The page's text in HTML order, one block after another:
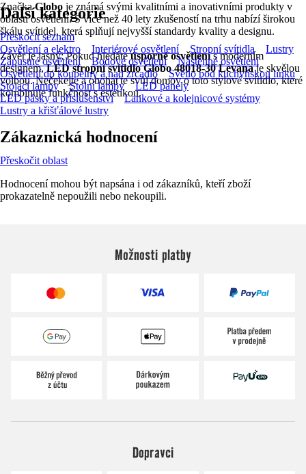
ZnačkaGlobo je známá svými kvalitními a inovativními produkty v
oblasti osvětlení. S více než 40 lety zkušeností na trhu nabízí širokou
škálu svítidel, která splňují nejvyšší standardy kvality a designu.
Závěr je jasný: Pokud hledáteúsporné osvětlenís moderním
designem,LED stropní svítidlo Globo 48018-30 Levanaje skvělou
volbou. Nečekejte a obohaťte svůj domov o toto stylové svítidlo, které
kombinuje funkčnost s estetikou.
Další kategorie
Přeskočit seznam
Osvětlení a elektro
Interiérové osvětlení Stropní svítidla
Lustry
Zápustné osvětlení
Bodové osvětlení
Nástěnné osvětlení
Osvětlení do koupelny a nad zrcadlo
Světlo pod kuchyňskou linku
Stojací lampy
Stolní lampy
LED panely
LED pásky a příslušenství
Lankové a kolejnicové systémy
Lustry a křišťálové lustry
Zákaznická hodnocení
Přeskočit oblast
Hodnocení mohou být napsána i od zákazníků, kteří zboží
prokazatelně nepoužili nebo nekoupili.
Možnosti platby
Dopravci